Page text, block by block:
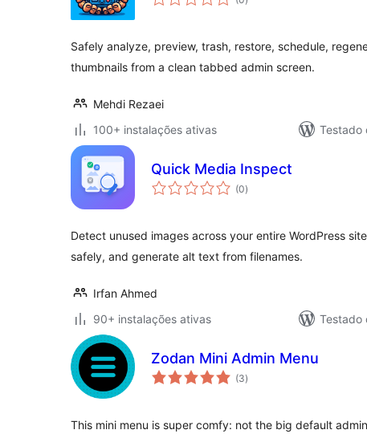
totais
Safely analyze, preview, trash, restore, schedule,
thumbnails from a clean tabbed admin screen.
Mehdi Rezaei
100+ instalações ativas
Testado
Quick Media Inspect
(0avaliações
totais
)
Detect unused images across your entire WordPress
safely, and generate alt text from filenames.
Irfan Ahmed
90+ instalações ativas
Testado
Zodan Mini Admin Menu
(3avaliações
totais
)
This mini menu is super comfy: not the big default